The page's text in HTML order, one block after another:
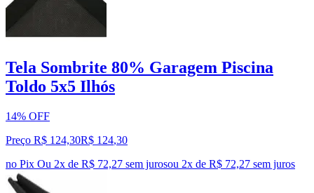
Tela Sombrite 80% Garagem Piscina
Toldo 5x5 Ilhós
14% OFF
Preço R$ 124,30R$ 124,30
no Pix Ou 2x de R$ 72,27 sem jurosou 2x de R$ 72,27 sem juros